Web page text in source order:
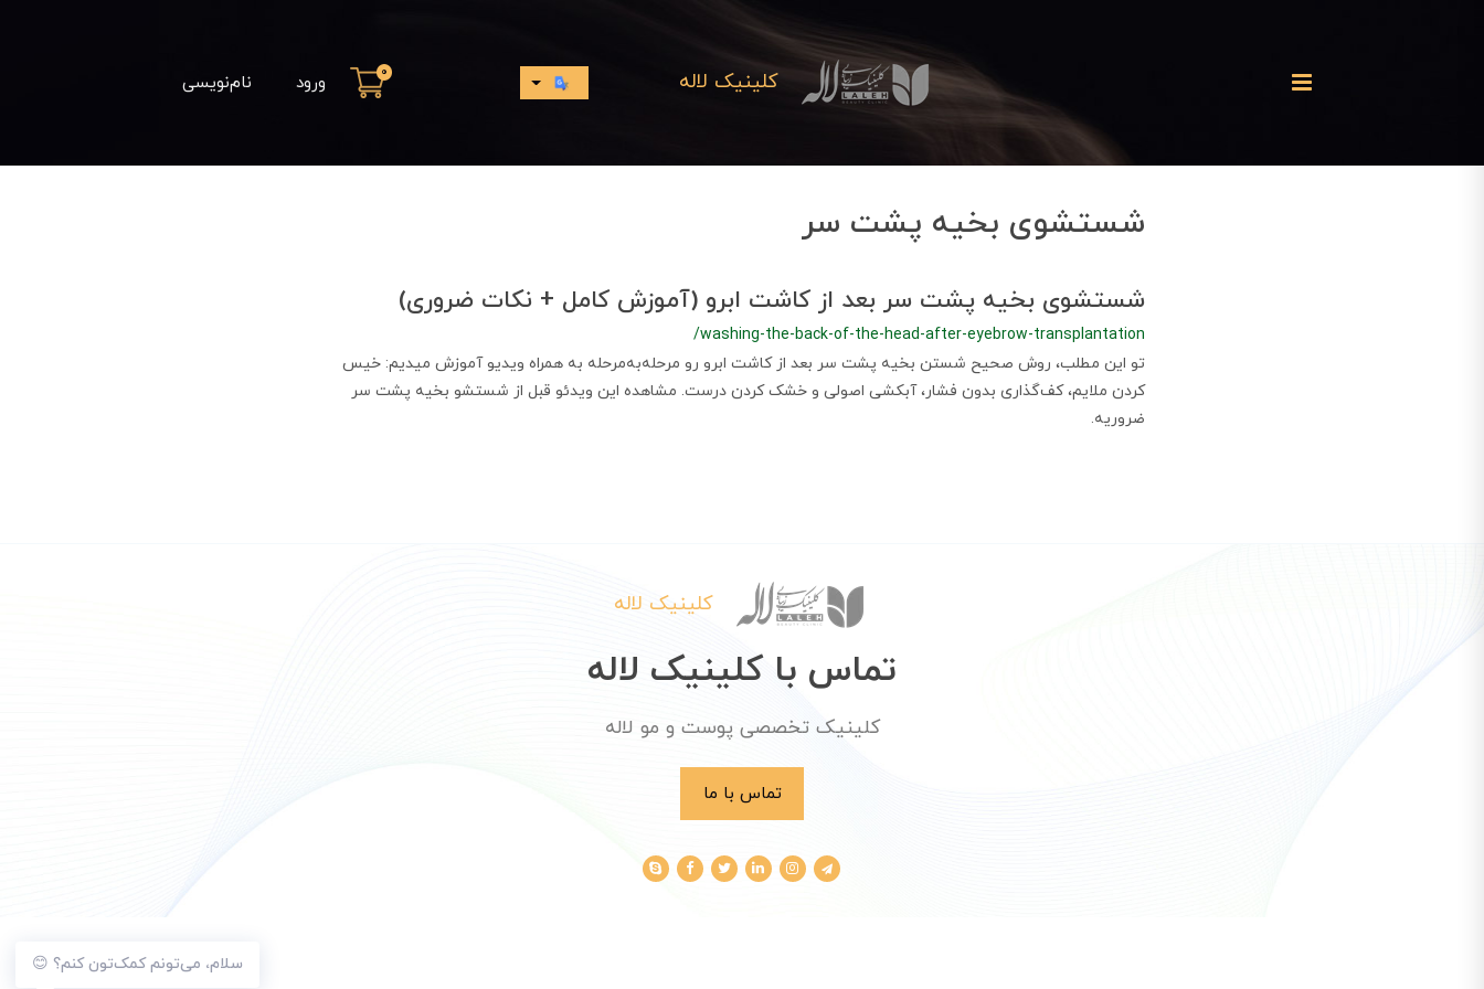
کلینیک لاله 0 ورود نام‌نویسی
شستشوی بخیه پشت سر
شستشوی بخیه پشت سر بعد از کاشت ابرو (آموزش کامل + نکات ضروری)
/washing-the-back-of-the-head-after-eyebrow-transplantation
تو این مطلب، روش صحیح شستن بخیه پشت سر بعد از کاشت ابرو رو مرحله‌به‌مرحله به همراه ویدیو آموزش میدیم: خیس
کردن ملایم، کف‌گذاری بدون فشار، آبکشی اصولی و خشک کردن درست. مشاهده این ویدئو قبل از شستشو بخیه پشت سر
ضروریه.
سلام، می‌تونم کمک‌تون کنم؟ 😊
کلینیک لاله
تماس با کلینیک لاله
کلینیک تخصصی پوست و مو لاله
تماس با ما